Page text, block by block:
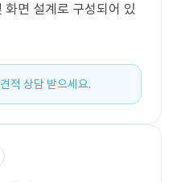
면 설계로 구성되어 있
적 상담 받으세요.